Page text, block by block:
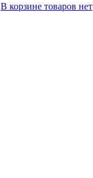
В корзине товаров нет